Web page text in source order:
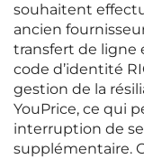
souhaitent
ancien
transfert de ligne
code d’identité
gestion de la
YouPrice, ce qui
interruption de
supplémentaire.